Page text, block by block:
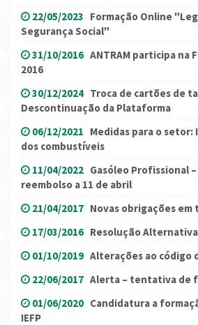
22/05/2023 Formação Online
Segurança Social"
31/10/2016 ANTRAM participa na
2016
30/12/2024 Troca de cartões de
Descontinuação da Plataforma
06/12/2021 Medidas para o setor:
dos combustíveis
11/04/2022 Gasóleo Profissional
reembolso a 11 de abril
21/04/2017 Novas obrigações
17/03/2016 Resolução
01/10/2019 Alterações ao código
22/06/2017 Alerta – tentativa de
01/06/2020 Candidatura a
IEFP